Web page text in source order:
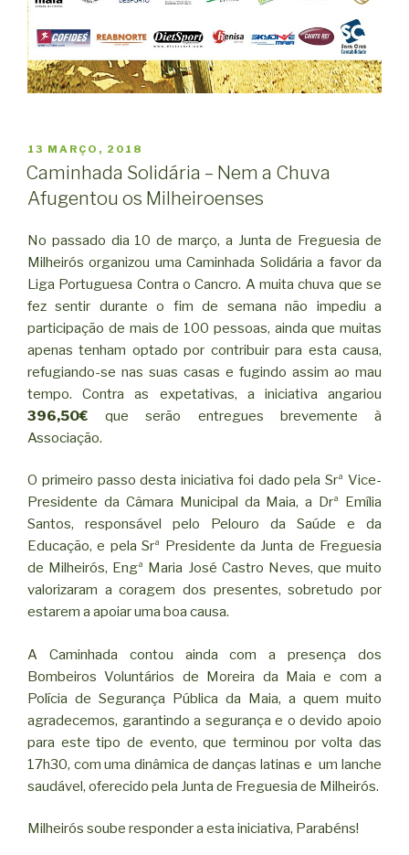
PUBLICADO
EM
13 MARÇO, 2018
Caminhada Solidária – Nem a Chuva
Afugentou os Milheiroenses
No passado dia 10 de março, a Junta de Freguesia de
Milheirós organizou uma Caminhada Solidária a favor da
Liga Portuguesa Contra o Cancro. A muita chuva que se
fez sentir durante o fim de semana não impediu a
participação de mais de 100 pessoas, ainda que muitas
apenas tenham optado por contribuir para esta causa,
refugiando-se nas suas casas e fugindo assim ao mau
tempo. Contra as expetativas, a iniciativa angariou
396,50€ que serão entregues brevemente à
Associação.
O primeiro passo desta iniciativa foi dado pela Srª Vice-
Presidente da Câmara Municipal da Maia, a Drª Emília
Santos, responsável pelo Pelouro da Saúde e da
Educação, e pela Srª Presidente da Junta de Freguesia
de Milheirós, Engª Maria José Castro Neves, que muito
valorizaram a coragem dos presentes, sobretudo por
estarem a apoiar uma boa causa.
A Caminhada contou ainda com a presença dos
Bombeiros Voluntários de Moreira da Maia e com a
Polícia de Segurança Pública da Maia, a quem muito
agradecemos, garantindo a segurança e o devido apoio
para este tipo de evento, que terminou por volta das
17h30, com uma dinâmica de danças latinas e um lanche
saudável, oferecido pela Junta de Freguesia de Milheirós.
Milheirós soube responder a esta iniciativa, Parabéns!